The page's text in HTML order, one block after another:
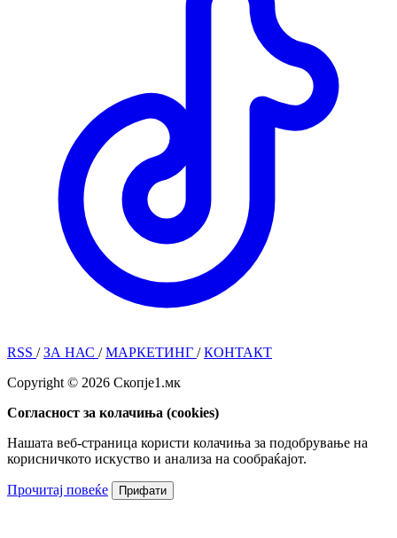
RSS /ЗА НАС /МАРКЕТИНГ /КОНТАКТ
Copyright © 2026 Скопје1.мк
Согласност за колачиња (cookies)
Нашата веб-страница користи колачиња за подобрување на
корисничкото искуство и анализа на сообраќајот.
Прочитај повеќе Прифати